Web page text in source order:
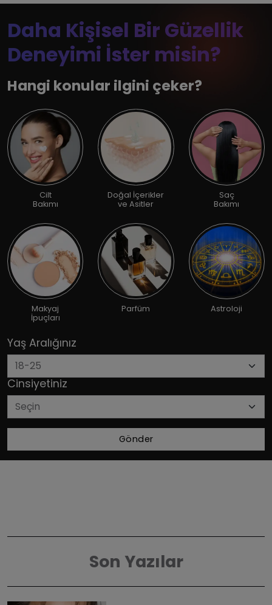
Daha Kişisel Bir Güzellik
Deneyimi İster misin?
Hangi konular ilgini çeker?
Cilt
Bakımı
Doğal İçerikler
ve Asitler
Saç
Bakımı
Makyaj
İpuçları
Parfüm Astroloji
Yaş Aralığınız
Cinsiyetiniz
Gönder
Son Yazılar